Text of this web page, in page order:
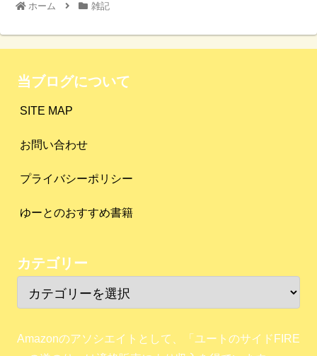
ホーム 雑記
当ブログについて
SITE MAP
お問い合わせ
プライバシーポリシー
ゆーとのおすすめ書籍
カテゴリー
Amazonのアソシエイトとして、「ユートのサイドFIRE